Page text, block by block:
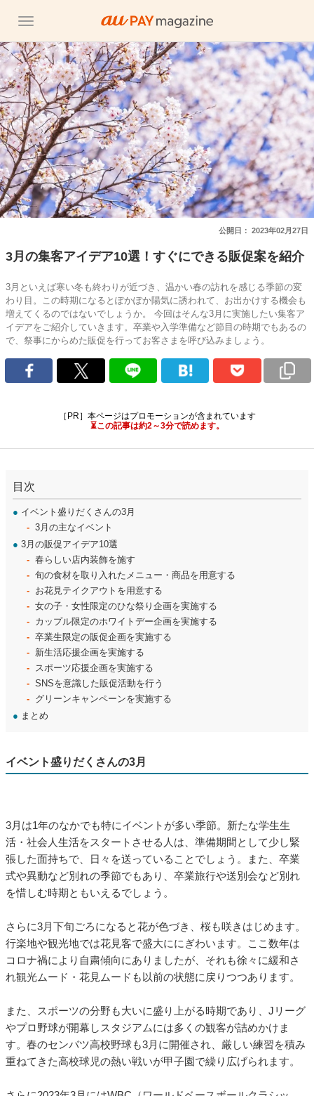
公開日： 2023年02月27日
3月の集客アイデア10選！すぐにできる販促案を紹介
3月といえば寒い冬も終わりが近づき、温かい春の訪れを感じる季節の変
わり目。この時期になるとぽかぽか陽気に誘われて、お出かけする機会も
増えてくるのではないでしょうか。 今回はそんな3月に実施したい集客ア
イデアをご紹介していきます。卒業や入学準備など節目の時期でもあるの
で、祭事にからめた販促を行ってお客さまを呼び込みましょう。
［PR］本ページはプロモーションが含まれています
⏳この記事は約2～3分で読めます。
目次
● イベント盛りだくさんの3月
3月の主なイベント
● 3月の販促アイデア10選
春らしい店内装飾を施す
旬の食材を取り入れたメニュー・商品を用意する
お花見テイクアウトを用意する
女の子・女性限定のひな祭り企画を実施する
カップル限定のホワイトデー企画を実施する
卒業生限定の販促企画を実施する
新生活応援企画を実施する
スポーツ応援企画を実施する
SNSを意識した販促活動を行う
グリーンキャンペーンを実施する
● まとめ
イベント盛りだくさんの3月
3月は1年のなかでも特にイベントが多い季節。新たな学生生
活・社会人生活をスタートさせる人は、準備期間として少し緊
張した面持ちで、日々を送っていることでしょう。また、卒業
式や異動など別れの季節でもあり、卒業旅行や送別会など別れ